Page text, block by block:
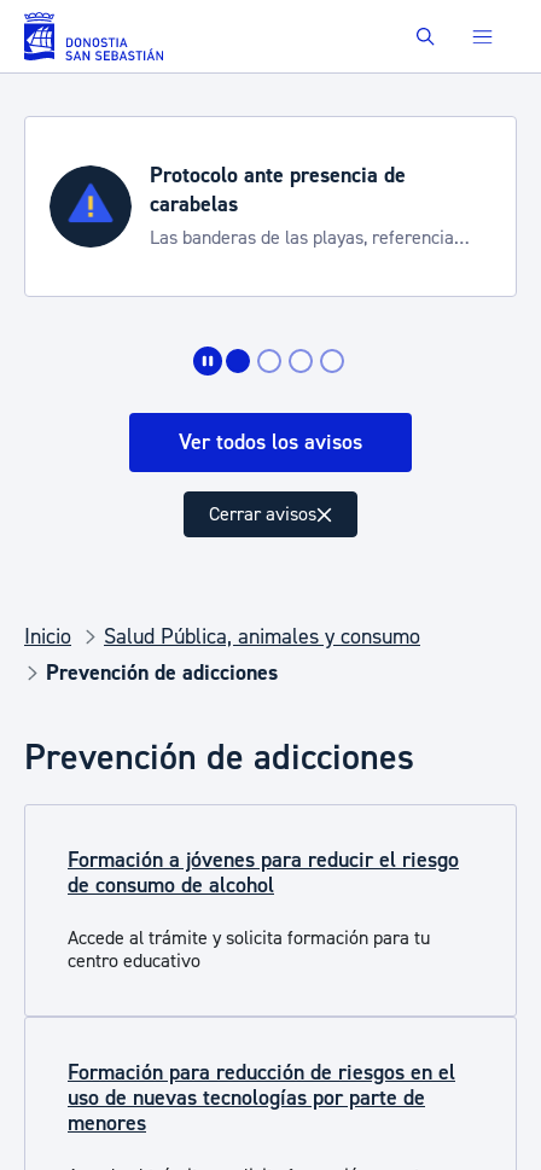
Saltar al contenido principal Buscar
Protocolo ante presencia de
carabelas
Las banderas de las playas, referencia
Ver todos los avisos
Cerrar avisos
Inicio
Salud Pública, animales y consumo
Prevención de adicciones
Prevención de adicciones
Formación a jóvenes para reducir el riesgo
de consumo de alcohol
Accede al trámite y solicita formación para tu
centro educativo
Formación para reducción de riesgos en el
uso de nuevas tecnologías por parte de
menores